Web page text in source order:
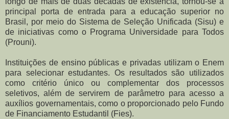
principal porta de entrada para a educação superior no
Brasil, por meio do Sistema de Seleção Unificada (Sisu) e
de iniciativas como o Programa Universidade para Todos
(Prouni).
Instituições de ensino públicas e privadas utilizam o Enem
para selecionar estudantes. Os resultados são utilizados
como critério único ou complementar dos processos
seletivos, além de servirem de parâmetro para acesso a
auxílios governamentais, como o proporcionado pelo Fundo
de Financiamento Estudantil (Fies).